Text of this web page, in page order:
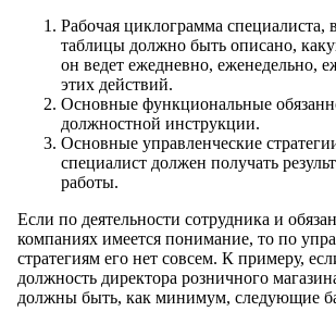
Рабочая циклограмма специалиста,
таблицы должно быть описано,
он ведет ежедневно, еженедельно,
этих действий.
Основные функциональные
должностной инструкции.
Основные управленческие
специалист должен получать
работы.
Если по деятельности сотрудника и
компаниях имеется понимание, то по
стратегиям его нет совсем. К примеру,
должность директора розничного
должны быть, как минимум, следующие